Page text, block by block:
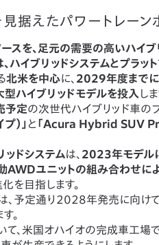
据えたパワートレーン
ースを、足元の需要の高いハイ
ハイブリッドシステムとプラッ
北米を中心に、 2029年度まで
型ハイブリッドモデルを投入 しま
予定の次世代ハイブリッド車の
）」 と 「Acura Hybrid SUV
ッドシステムは、 2023年モデル
AWDユニットの組み合わせに
を目指します。
、予定通り2028年発売に向けて
。
、米国オハイオの完成車工場で